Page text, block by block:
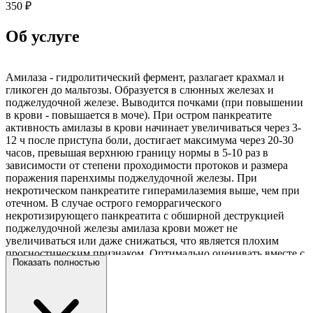
350 ₽
Об услуге
Амилаза - гидролитический фермент, разлагает крахмал и
гликоген до мальтозы. Образуется в слюнных железах и
поджелудочной железе. Выводится почками (при повышении
в крови - повышается в моче). При остром панкреатите
активность амилазы в крови начинает увеличиваться через 3-
12 ч после приступа боли, достигает максимума через 20-30
часов, превышая верхнюю границу нормы в 5-10 раз в
зависимости от степени проходимости протоков и размера
поражения паренхимы поджелудочной железы. При
некротическом панкреатите гиперамилаземия выше, чем при
отечном. В случае острого геморрагического
некротизирующего панкреатита с обширной деструкцией
поджелудочной железы амилаза крови может не
увеличиваться или даже снижаться, что является плохим
прогностическим признаком. Оптимально оценивать вместе с
липазой. Показания к назначению: патология поджелудочной
дифференциальной диагностики. Повышение уровня
Показать полностью